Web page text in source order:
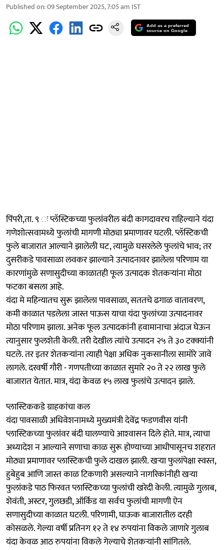
Published on:09 September 2025, 7:05 am IST
Add as a preferred
source on Google
पिंपरी,ता. ९ ः प्लॅस्टिकच्या फुलांवरील बंदी कागदावरच राहिल्याने यंदा
गणेशोत्सवामध्ये फुलांची मागणी मोठ्या प्रमाणावर घटली. प्लॅस्टिकची
फुले बाजारात आल्याने झालेली घट, त्यामुळे घसरलेले फुलांचे भाव; तर
दुसरीकडे पावसाळा लवकर झाल्याने उत्पादनावर झालेला परिणाम या
कारणांमुळे सणासुदीच्या काळातही फूल उत्पादक शेतकऱ्यांना मोठा
फटका बसला आहे.
यंदा मे महिन्यातच सुरू झालेला पावसाळा, सततचे ढगाळ वातावरण,
कमी काळात पडलेला जास्त पाऊस याचा यंदा फुलांच्या उत्पादनावर
मोठा परिणाम झाला. अनेक फूल उत्पादकांनी हवामानाचा अंदाज घेऊन
त्यानुसार फुलशेती केली. तरी देखील त्यांचे उत्पादन २५ ते ३० टक्क्यांनी
घटले. तर इतर शेतकऱ्यांना त्याही पेक्षा अधिक नुकसानीला सामोरे जावे
लागले. दरवर्षी गौरी - गणपतीच्या काळात सुमारे २० ते २२ लाख फुले
बाजारात येतात. मात्र, यंदा केवळ १५ लाख फुलांचे उत्पादन झाले.
प्लास्टिककडे ग्राहकांचा कल
यंदा पावसाळी अधिवेशनामध्ये मुख्यमंत्री देवेंद्र फडणवीस यांनी
प्लास्टिकच्या फुलांवर बंदी घालण्याचे आश्‍वासन दिले होते. मात्र, त्याचा
अध्यादेश न आल्याने सणाचा काळ सुरू होण्याच्या आधीपासूनच शहरात
मोठ्या प्रमाणावर प्लास्टिकची फुले दाखल झाली. खऱ्या फुलांपेक्षा स्वस्त,
हुबेहुब आणि जास्त काळ टिकणारी असल्याने नागरिकांनीही खऱ्या
फुलांकडे पाठ फिरवत प्लास्टिकच्या फुलांची खरेदी केली. त्यामुळे गुलाब,
शेवंती, अस्टर, गुलछडी, ऑर्किड या सर्वच फुलांची मागणी ऐन
सणासुदीच्या काळात घटली. परिणामी, घाऊक बाजारातील दरही
कोसळले. गेल्या वर्षी प्रतिनग १२ ते १४ रुपयांना विकले जाणारे गुलाब
यंदा केवळ आठ रुपयांना विकले गेल्याचे शेतकऱ्यांनी सांगितले.